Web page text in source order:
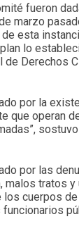
fueron
marzo
esta
lo
de Derechos
por la
que operan
por las
malos tratos
los cuerpos